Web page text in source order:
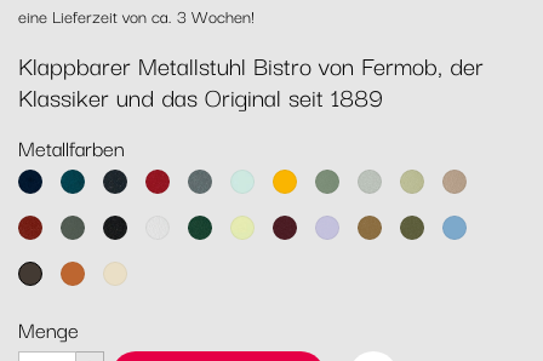
eine Lieferzeit von ca. 3 Wochen!
Klappbarer Metallstuhl Bistro von Fermob, der
Klassiker und das Original seit 1889
Metallfarben
AbyssblauAcapulcoblau
Anthrazit
Chili Gewittergrau
Gletscherminze
HonigKaktusLehmgrau
LindgrünMuskat
OckerRosmarin
Lakritz Baumwollweiß
Zederngrün
Zitronensorbet
Schwarzkirsche
Marshmallo
Lebkuchen
PestoMaya
TonkaKandierte
Latte-
Menge